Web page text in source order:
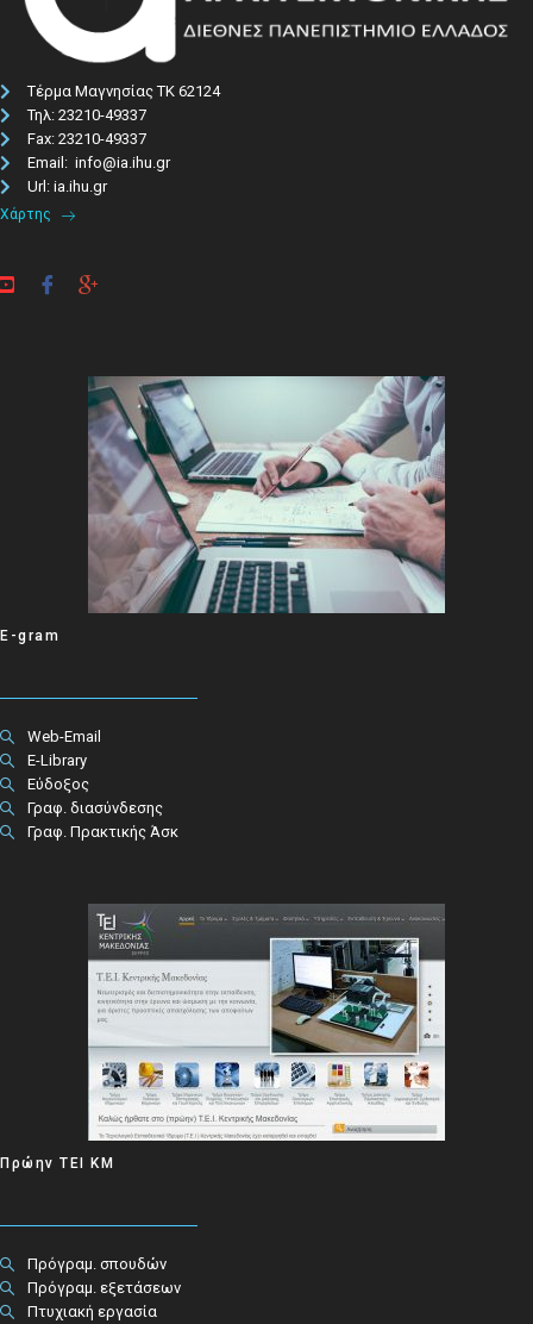
Τέρμα Μαγνησίας ΤΚ 62124
Τηλ: 23210-49337​
Fax: 23210-49337
Email: info@ia.ihu.gr
Url: ia.ihu.gr
Χάρτης
E-gram
Web-Email
E-Library
Εύδοξος
Γραφ. διασύνδεσης
Γραφ. Πρακτικής Άσκ
Πρώην ΤΕΙ ΚΜ
Πρόγραμ. σπουδών
Πρόγραμ. εξετάσεων
Πτυχιακή εργασία